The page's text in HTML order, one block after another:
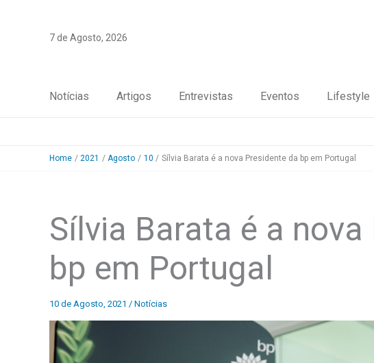
7 de Agosto, 2026
Notícias Artigos Entrevistas Eventos Lifestyle
Home 2021 Agosto 10 Sílvia Barata é a nova Presidente da bp em Portugal
Sílvia Barata é a
bp em Portugal
10 de Agosto, 2021 / Notícias